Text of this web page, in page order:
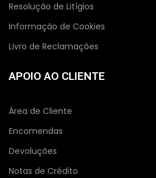
Resolução de Litígios
Informação de Cookies
Livro de Reclamações
APOIO AO CLIENTE
Área de Cliente
Encomendas
Devoluções
Notas de Crédito